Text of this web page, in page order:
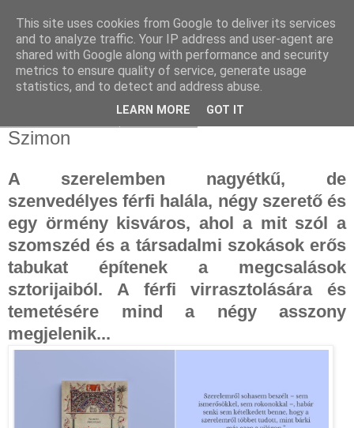
Szimon
A szerelemben nagyétkű, de
szenvedélyes férfi halála, négy szerető és
egy örmény kisváros, ahol a mit szól a
szomszéd és a társadalmi szokások erős
tabukat építenek a megcsalások
sztorijaiból. A férfi virrasztolására és
temetésére mind a négy asszony
megjelenik...
This site uses cookies from Google to deliver its services
and to analyze traffic. Your IP address and user-agent are
shared with Google along with performance and security
metrics to ensure quality of service, generate usage
statistics, and to detect and address abuse.
LEARN MORE GOT IT